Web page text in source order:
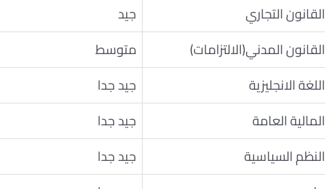
القانون التجاري
جيد
القانون المدني(الالتزامات)
متوسط
اللغة الانجليزية
جيد جدا
المالية العامة
جيد جدا
النظم السياسية
جيد جدا